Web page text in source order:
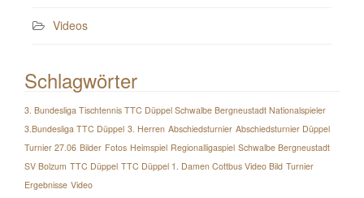
Videos
Schlagwörter
3. Bundesliga Tischtennis TTC Düppel Schwalbe Bergneustadt Nationalspieler
3.Bundesliga TTC Düppel 3. Herren Abschiedsturnier Abschiedsturnier Düppel
Turnier 27.06 Bilder Fotos Heimspiel Regionalligaspiel Schwalbe Bergneustadt
SV Bolzum TTC Düppel TTC Düppel 1. Damen Cottbus Video Bild Turnier
Ergebnisse Video